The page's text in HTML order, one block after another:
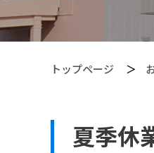
【PITGEAR】 クリ
トップページ
夏季休